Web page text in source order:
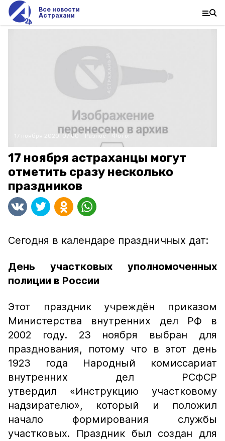
Все новости
Астрахани
17 ноября 2020, 07:00 Разное Фото:
17 ноября астраханцы могут
отметить сразу несколько
праздников
Сегодня в календаре праздничных дат:
День участковых уполномоченных
полиции в России
Этот праздник учреждён приказом
Министерства внутренних дел РФ в
2002 году. 23 ноября выбран для
празднования, потому что в этот день
1923 года Народный комиссариат
внутренних дел РСФСР
утвердил «Инструкцию участковому
надзирателю», который и положил
начало формирования службы
участковых. Праздник был создан для